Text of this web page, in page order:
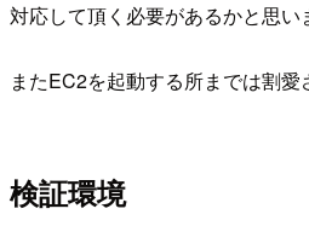
対応して頂く必要があるかと思い
またEC2を起動する所までは割
検証環境